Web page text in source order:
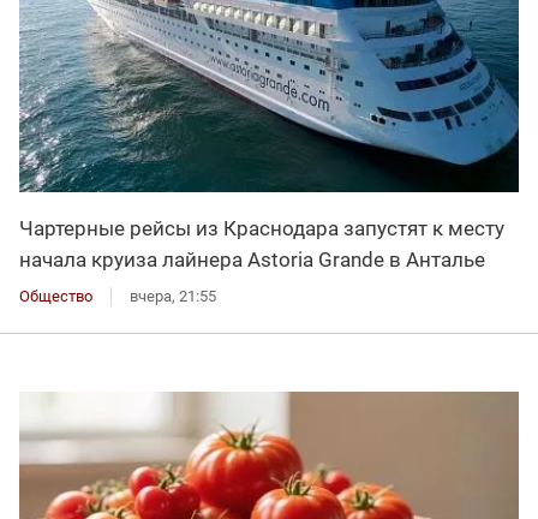
Чартерные рейсы из Краснодара запустят к месту
начала круиза лайнера Astoria Grande в Анталье
Общество вчера, 21:55